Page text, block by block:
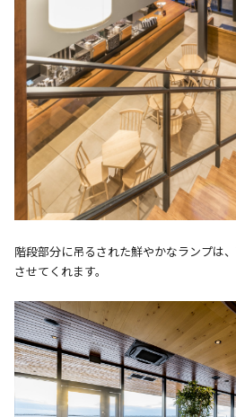
階段部分に吊るされた鮮やかなランプは
させてくれます。